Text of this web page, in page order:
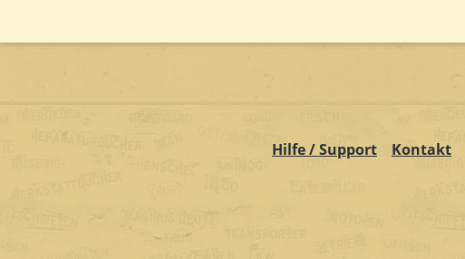
Hilfe / Support Kontakt